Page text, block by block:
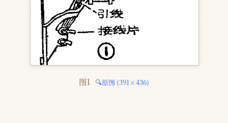
图1 🔍原图 (391×436)